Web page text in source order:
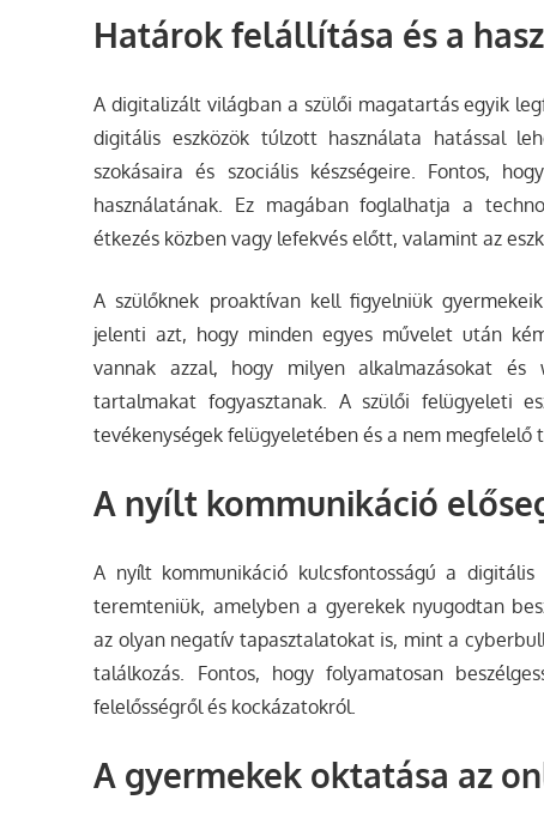
Határok felállítása és a
A digitalizált világban a szülői magatartás egyik
digitális eszközök túlzott használata hatással
szokásaira és szociális készségeire. Fontos,
használatának. Ez magában foglalhatja a
étkezés közben vagy lefekvés előtt, valamint az
A szülőknek proaktívan kell figyelniük
jelenti azt, hogy minden egyes művelet után
vannak azzal, hogy milyen alkalmazásokat és
tartalmakat fogyasztanak. A szülői felügyeleti
tevékenységek felügyeletében és a nem megfelelő
A nyílt kommunikáció
A nyílt kommunikáció kulcsfontosságú a
teremteniük, amelyben a gyerekek nyugodtan
az olyan negatív tapasztalatokat is, mint a
találkozás. Fontos, hogy folyamatosan
felelősségről és kockázatokról.
A gyermekek oktatása az